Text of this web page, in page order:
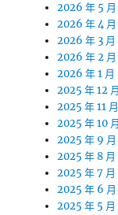
2026 年 5 月
2026 年 4 月
2026 年 3 月
2026 年 2 月
2026 年 1 月
2025 年 12 月
2025 年 11 月
2025 年 10 月
2025 年 9 月
2025 年 8 月
2025 年 7 月
2025 年 6 月
2025 年 5 月